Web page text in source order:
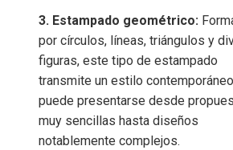
3. Estampado geométrico:
por círculos, líneas, triángulos y
figuras, este tipo de estampado
transmite un estilo
puede presentarse desde
muy sencillas hasta diseños
notablemente complejos.